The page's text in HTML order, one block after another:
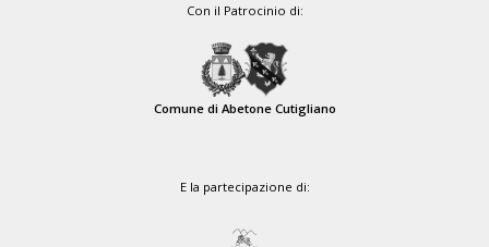
Con il Patrocinio di:
Comune di Abetone Cutigliano
E la partecipazione di: